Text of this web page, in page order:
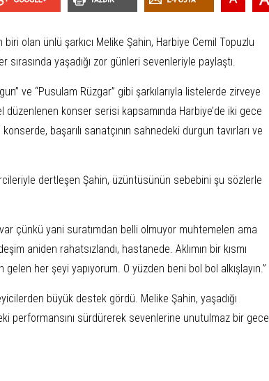
olan ünlü şarkıcı Melike Şahin, Harbiye Cemil Topuzlu
sırasında yaşadığı zor günleri sevenleriyle paylaştı.
ve “Pusulam Rüzgar” gibi şarkılarıyla listelerde zirveye
düzenlenen konser serisi kapsamında Harbiye’de iki gece
başarılı sanatçının sahnedeki durgun tavırları ve
dertleşen Şahin, üzüntüsünün sebebini şu sözlerle
var çünkü yani suratımdan belli olmuyor muhtemelen ama
aniden rahatsızlandı, hastanede. Aklımın bir kısmı
her şeyi yapıyorum. O yüzden beni bol bol alkışlayın.”
büyük destek gördü. Melike Şahin, yaşadığı
performansını sürdürerek sevenlerine unutulmaz bir gece